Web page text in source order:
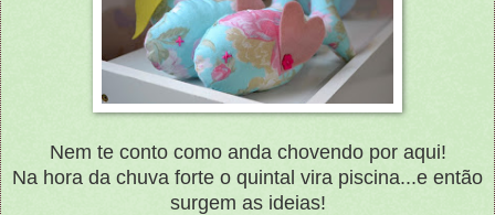
Nem te conto como anda chovendo por aqui!
Na hora da chuva forte o quintal vira piscina...e então
surgem as ideias!